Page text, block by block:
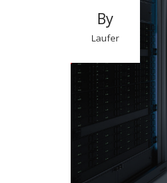
By
Laufer